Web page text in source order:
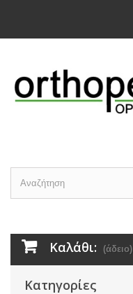
Καλάθι: (άδειο)
Κατηγορίες